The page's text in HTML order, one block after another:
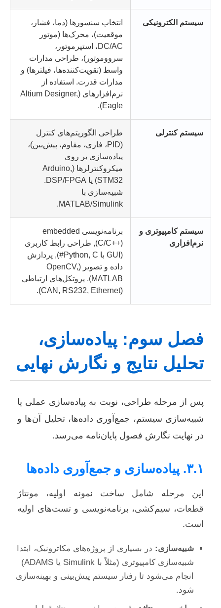
سیستم الکترونیکی
انتخاب سنسورها (دما، فشار،
موقعیت)، محرک‌ها (موتور
DC/AC، استپرموتور،
سرووموتور)، طراحی مدارات
واسط (تقویت‌کننده‌ها، فیلترها) و
مدارات قدرت. استفاده از
نرم‌افزارهای (Altium Designer,
Eagle).
سیستم کنترلی
طراحی الگوریتم‌های کنترل
(PID، فازی، مقاوم، پیش‌بین)،
پیاده‌سازی بر روی
میکروکنترلرها (Arduino,
STM32) یا DSP/FPGA.
شبیه‌سازی با
MATLAB/Simulink.
سیستم کامپیوتری و
نرم‌افزاری
برنامه‌نویسی embedded
(C/C++), طراحی رابط کاربری
(GUI با Python, C#), پردازش
داده و تصویر (OpenCV,
MATLAB). پروتکل‌های ارتباطی
(CAN, RS232, Ethernet).
فصل سوم: پیاده‌سازی،
تحلیل نتایج و نگارش نهایی
پس از مرحله طراحی، نوبت به پیاده‌سازی عملی یا
شبیه‌سازی سیستم، جمع‌آوری داده‌ها، تحلیل آن‌ها و
در نهایت نگارش فصول پایان‌نامه می‌رسد.
۳.۱. پیاده‌سازی و جمع‌آوری داده‌ها
این مرحله شامل ساخت نمونه اولیه، مونتاژ
قطعات، سیم‌کشی، برنامه‌نویسی و تست‌های اولیه
است.
شبیه‌سازی: در بسیاری از پروژه‌های مکاترونیک، ابتدا
شبیه‌سازی کامپیوتری (مثلاً با Simulink یا ADAMS)
انجام می‌شود تا رفتار سیستم پیش‌بینی و بهینه‌سازی
شود.